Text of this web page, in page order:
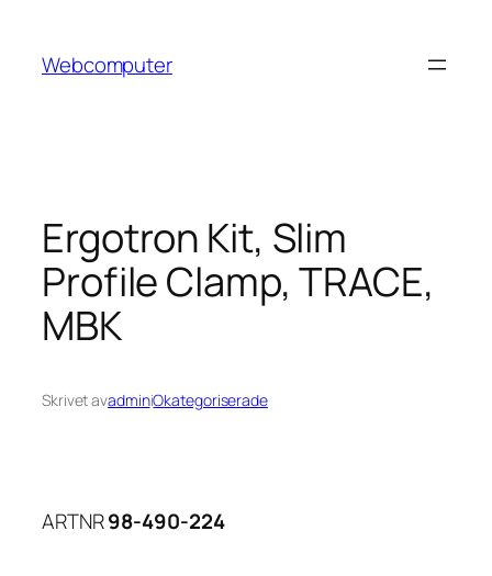
innehåll
Webcomputer
Ergotron Kit, Slim
Profile Clamp, TRACE,
MBK
Skrivet avadminiOkategoriserade
ARTNR98-490-224